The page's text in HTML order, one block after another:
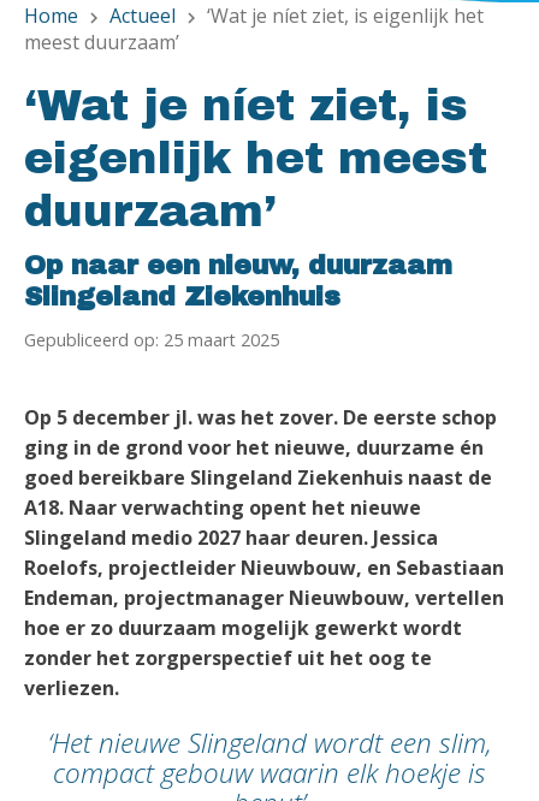
Home chevron_right Actueel chevron_right ‘Wat je níet ziet, is eigenlijk het
meest duurzaam’
‘Wat je níet ziet, is
eigenlijk het meest
duurzaam’
Op naar een nieuw, duurzaam
Slingeland Ziekenhuis
Gepubliceerd op: 25 maart 2025
Op 5 december jl. was het zover. De eerste schop
ging in de grond voor het nieuwe, duurzame én
goed bereikbare Slingeland Ziekenhuis naast de
A18. Naar verwachting opent het nieuwe
Slingeland medio 2027 haar deuren. Jessica
Roelofs, projectleider Nieuwbouw, en Sebastiaan
Endeman, projectmanager Nieuwbouw, vertellen
hoe er zo duurzaam mogelijk gewerkt wordt
zonder het zorgperspectief uit het oog te
verliezen.
‘Het nieuwe Slingeland wordt een slim,
compact gebouw waarin elk hoekje is